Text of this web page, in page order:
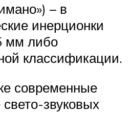
– в
инерционки
мм либо
классификации.
современные
звуковых